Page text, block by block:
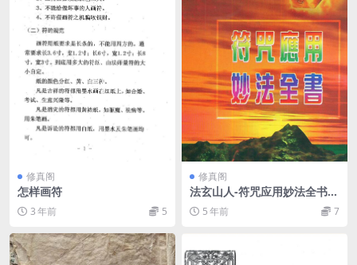
修真阁
怎样画符
3 年前 5
修真阁
法玄山人-符咒应用妙法全书.p
df 5 年前 7